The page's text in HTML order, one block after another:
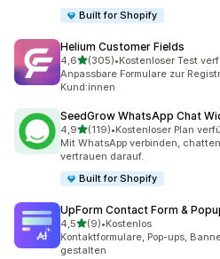
Built for Shopify
Helium Customer Fields
4,6von 5 Sternen
(305)
305 Rezensionen insgesamt
•Kostenloser Test
Anpassbare Formulare zur
Kund:innen
SeedGrow WhatsApp Chat
4,9von 5 Sternen
(119)
119 Rezensionen insgesamt
•Kostenloser Plan
Mit WhatsApp verbinden,
vertrauen darauf.
Built for Shopify
UpForm Contact Form &
4,5von 5 Sternen
(9)
9 Rezensionen insgesamt
•Kostenlos
Kontaktformulare, Pop-ups,
gestalten